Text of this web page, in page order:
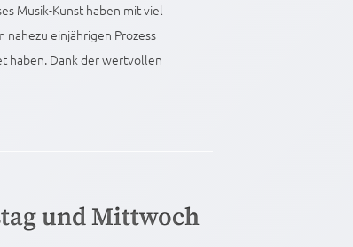
Musik-Kunst haben mit viel
nahezu einjährigen Prozess
haben. Dank der wertvollen
und Mittwoch